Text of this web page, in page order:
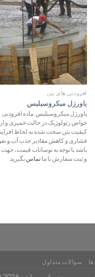
افزودنی های بتن
پاورژل میکروسیلیس
پاورژل میکروسیلیس ماده افزودنی
خواص رئولوژیک در حالت خمیری و
کیفیت بتن سخت شده به لحاظ
فشاری و کاهش مقادیر جذب آب و
باشد با توجه به نوسانات قیمت،
و ثبت سفارش با ماتماس بگیرید.
سوالات متداول